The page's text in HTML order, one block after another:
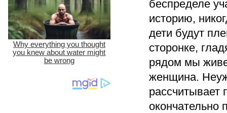
беспределе
историю,
дети будут
сторонке,
рядом мы
женщина.
рассчитывает
окончательно